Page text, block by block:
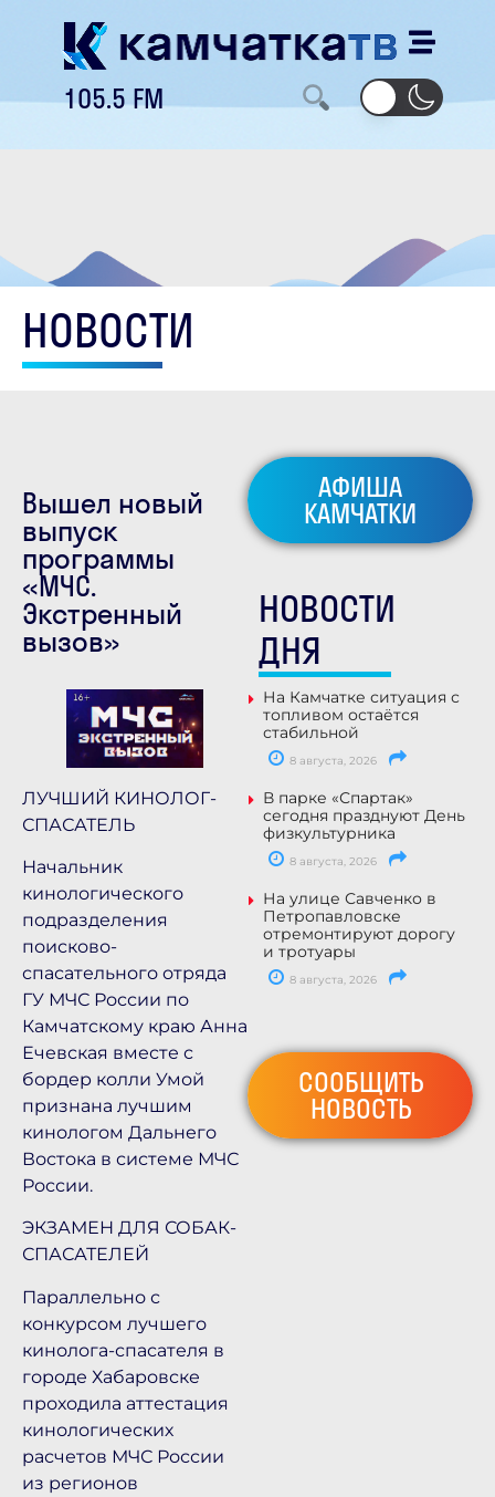
105.5 FM
НОВОСТИ
Вышел новый
выпуск
программы
«МЧС.
Экстренный
вызов»
ЛУЧШИЙ КИНОЛОГ-
СПАСАТЕЛЬ
Начальник
кинологического
подразделения
поисково-
спасательного отряда
ГУ МЧС России по
Камчатскому краю Анна
Ечевская вместе с
бордер колли Умой
признана лучшим
кинологом Дальнего
Востока в системе МЧС
России.
ЭКЗАМЕН ДЛЯ СОБАК-
СПАСАТЕЛЕЙ
Параллельно с
конкурсом лучшего
кинолога-спасателя в
городе Хабаровске
проходила аттестация
кинологических
расчетов МЧС России
из регионов
АФИША
КАМЧАТКИ
НОВОСТИ
ДНЯ
На Камчатке ситуация с
топливом остаётся
стабильной
8 августа, 2026
В парке «Спартак»
сегодня празднуют День
физкультурника
8 августа, 2026
На улице Савченко в
Петропавловске
отремонтируют дорогу
и тротуары
8 августа, 2026
СООБЩИТЬ
НОВОСТЬ